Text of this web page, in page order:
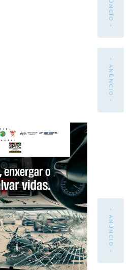
- ANÚNCIO -
- ANÚNCIO -